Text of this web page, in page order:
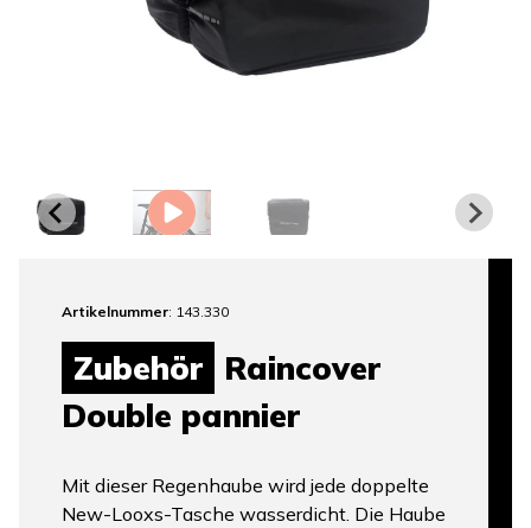
Artikelnummer: 143.330
Zubehör Raincover
Double pannier
Mit dieser Regenhaube wird jede doppelte
New-Looxs-Tasche wasserdicht. Die Haube